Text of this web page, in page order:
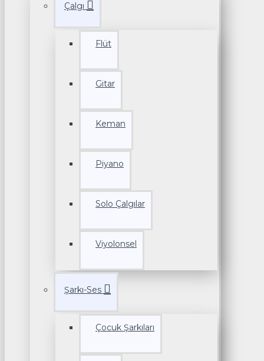
Çalgı
Flüt
Gitar
Keman
Piyano
Solo Çalgılar
Viyolonsel
Şarkı-Ses
Çocuk Şarkıları